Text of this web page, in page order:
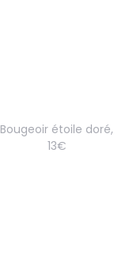
Bougeoir étoile doré,
13€